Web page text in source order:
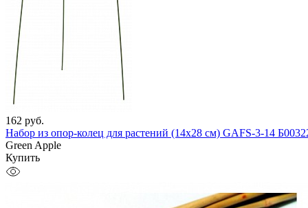
162 руб.
Набор из опор-колец для растений (14x28 см) GAFS-3-14
Green Apple
Купить